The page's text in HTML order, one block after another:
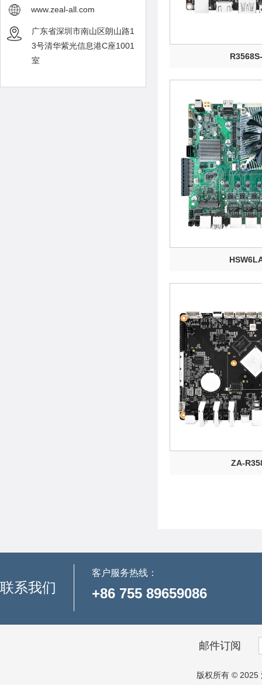
www.zeal-all.com
广东省深圳市南山区朗山路1
3号清华紫光信息港C座1001
室
ZA-
联系我们
客户服务热线：
+86 755 89659086
邮件订阅
版权所有 © 2025